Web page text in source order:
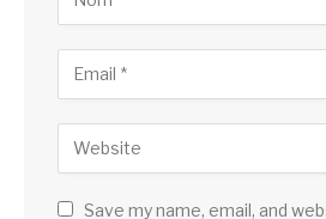
Save my name, email, and